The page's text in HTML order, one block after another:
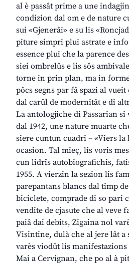
al è passât prime a une
condizion dal om e de nature
sui «Gjenerâi» e su lis
piture simpri plui astrate e
essence plui che la parence
siei ombrelûs e lis sôs
torne in prin plan, ma in
pôcs segns par fâ spazi al
dal carûl de modernitât e di
La antologjiche di Passarian
dal 1942, une nature muarte
siere cuntun cuadri – «Viers la
ocasion. Tal mieç, lis voris
cun lidrîs autobiografichis,
1955. A vierzin la sezion lis
parepantans blancs dal timp
biciclete, comprade di so pari
vendite de cjasute che al veve
paiâ dai debits, Zigaina nol
Visintine, dulà che al jere lât a
varès viodût lis
Mai a Cervignan, che po al à